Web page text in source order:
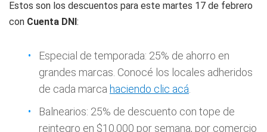
Estos son los descuentos para este martes 17 de febrero
con Cuenta DNI:
Especial de temporada: 25% de ahorro en
grandes marcas. Conocé los locales adheridos
de cada marca haciendo clic acá
Balnearios: 25% de descuento con tope de
reintegro en $10.000 por semana, por comercio